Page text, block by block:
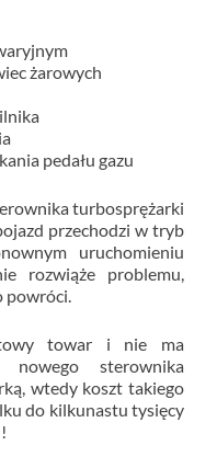
żarowych
pedału gazu
turbosprężarki
przechodzi w tryb
uruchomieniu
rozwiąże problemu,
powróci.
towar i nie ma
nowego sterownika
wtedy koszt takiego
do kilkunastu tysięcy